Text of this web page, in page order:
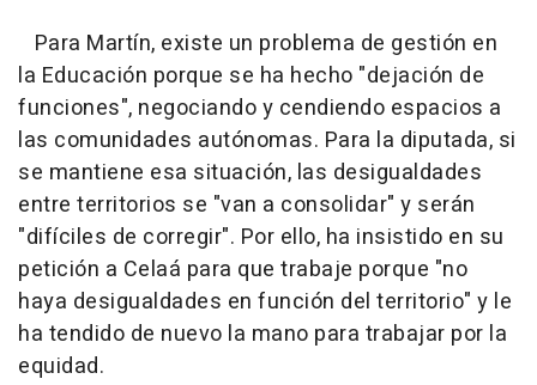
Para Martín, existe un problema de gestión en
la Educación porque se ha hecho "dejación de
funciones", negociando y cendiendo espacios a
las comunidades autónomas. Para la diputada, si
se mantiene esa situación, las desigualdades
entre territorios se "van a consolidar" y serán
"difíciles de corregir". Por ello, ha insistido en su
petición a Celaá para que trabaje porque "no
haya desigualdades en función del territorio" y le
ha tendido de nuevo la mano para trabajar por la
equidad.